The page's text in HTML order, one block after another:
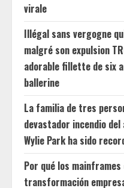
virale
Illégal sans vergogne
malgré son expulsion
adorable fillette de six
ballerine
La familia de tres
devastador incendio
Wylie Park ha sido
Por qué los
transformación